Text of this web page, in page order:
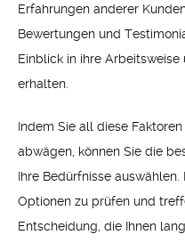
Erfahrungen anderer
Bewertungen und
Einblick in ihre
erhalten.
Indem Sie all diese
abwägen, können Sie die
Ihre Bedürfnisse
Optionen zu prüfen und
Entscheidung, die Ihnen